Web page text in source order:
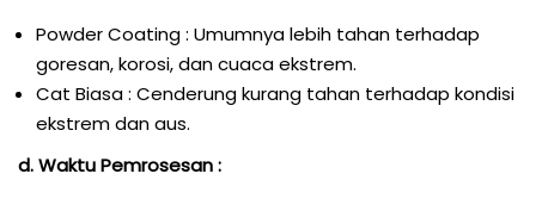
Powder Coating : Umumnya lebih tahan terhadap
goresan, korosi, dan cuaca ekstrem.
Cat Biasa : Cenderung kurang tahan terhadap kondisi
ekstrem dan aus.
d. Waktu Pemrosesan :